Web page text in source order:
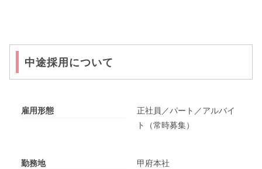
中途採用について
雇用形態
正社員／パート／アルバイ
ト（常時募集）
勤務地 甲府本社